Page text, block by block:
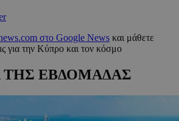
στο Google News και μάθετε
για την Κύπρο και τον κόσμο
ΤΗΣ ΕΒΔΟΜΑΔΑΣ